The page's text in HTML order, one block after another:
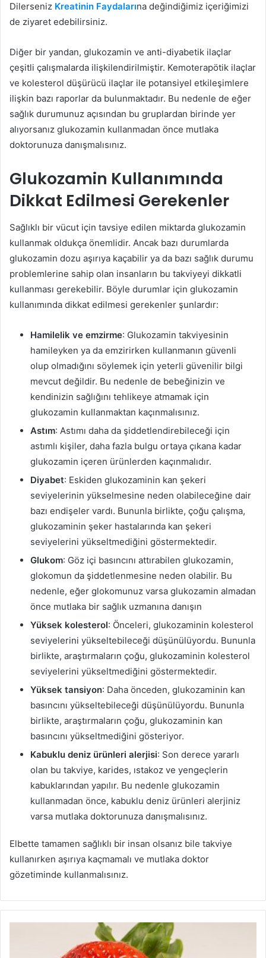
Dilerseniz Kreatinin Faydalarına değindiğimiz içeriğimizi
de ziyaret edebilirsiniz.
Diğer bir yandan, glukozamin ve anti-diyabetik ilaçlar
çeşitli çalışmalarda ilişkilendirilmiştir. Kemoterapötik ilaçlar
ve kolesterol düşürücü ilaçlar ile potansiyel etkileşimlere
ilişkin bazı raporlar da bulunmaktadır. Bu nedenle de eğer
sağlık durumunuz açısından bu gruplardan birinde yer
alıyorsanız glukozamin kullanmadan önce mutlaka
doktorunuza danışmalısınız.
Glukozamin Kullanımında
Dikkat Edilmesi Gerekenler
Sağlıklı bir vücut için tavsiye edilen miktarda glukozamin
kullanmak oldukça önemlidir. Ancak bazı durumlarda
glukozamin dozu aşırıya kaçabilir ya da bazı sağlık durumu
problemlerine sahip olan insanların bu takviyeyi dikkatli
kullanması gerekebilir. Böyle durumlar için glukozamin
kullanımında dikkat edilmesi gerekenler şunlardır:
Hamilelik ve emzirme: Glukozamin takviyesinin
hamileyken ya da emzirirken kullanmanın güvenli
olup olmadığını söylemek için yeterli güvenilir bilgi
mevcut değildir. Bu nedenle de bebeğinizin ve
kendinizin sağlığını tehlikeye atmamak için
glukozamin kullanmaktan kaçınmalısınız.
Astım: Astımı daha da şiddetlendirebileceği için
astımlı kişiler, daha fazla bulgu ortaya çıkana kadar
glukozamin içeren ürünlerden kaçınmalıdır.
Diyabet: Eskiden glukozaminin kan şekeri
seviyelerinin yükselmesine neden olabileceğine dair
bazı endişeler vardı. Bununla birlikte, çoğu çalışma,
glukozaminin şeker hastalarında kan şekeri
seviyelerini yükseltmediğini göstermektedir.
Glukom: Göz içi basıncını attırabilen glukozamin,
glokomun da şiddetlenmesine neden olabilir. Bu
nedenle, eğer glokomunuz varsa glukozamin almadan
önce mutlaka bir sağlık uzmanına danışın
Yüksek kolesterol: Önceleri, glukozaminin kolesterol
seviyelerini yükseltebileceği düşünülüyordu. Bununla
birlikte, araştırmaların çoğu, glukozaminin kolesterol
seviyelerini yükseltmediğini göstermektedir.
Yüksek tansiyon: Daha önceden, glukozaminin kan
basıncını yükseltebileceği düşünülüyordu. Bununla
birlikte, araştırmaların çoğu, glukozaminin kan
basıncını yükseltmediğini gösteriyor.
Kabuklu deniz ürünleri alerjisi: Son derece yararlı
olan bu takviye, karides, ıstakoz ve yengeçlerin
kabuklarından yapılır. Bu nedenle glukozamin
kullanmadan önce, kabuklu deniz ürünleri alerjiniz
varsa mutlaka doktorunuza danışmalısınız.
Elbette tamamen sağlıklı bir insan olsanız bile takviye
kullanırken aşırıya kaçmamalı ve mutlaka doktor
gözetiminde kullanmalısınız.